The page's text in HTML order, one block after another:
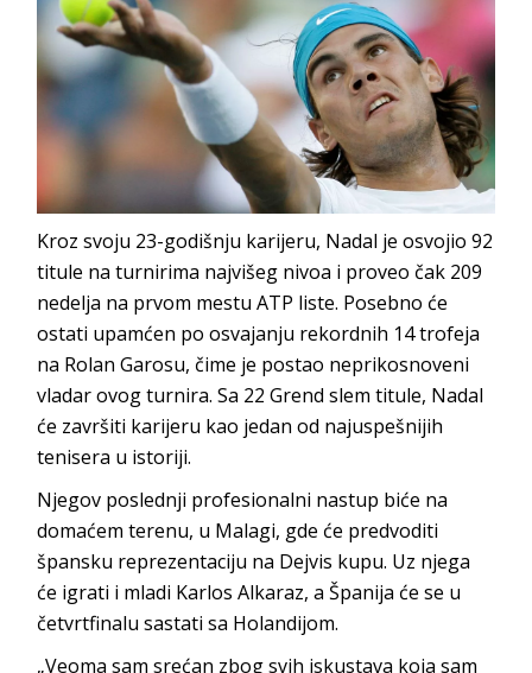
Kroz svoju 23-godišnju karijeru, Nadal je osvojio 92
titule na turnirima najvišeg nivoa i proveo čak 209
nedelja na prvom mestu ATP liste. Posebno će
ostati upamćen po osvajanju rekordnih 14 trofeja
na Rolan Garosu, čime je postao neprikosnoveni
vladar ovog turnira. Sa 22 Grend slem titule, Nadal
će završiti karijeru kao jedan od najuspešnijih
tenisera u istoriji.
Njegov poslednji profesionalni nastup biće na
domaćem terenu, u Malagi, gde će predvoditi
špansku reprezentaciju na Dejvis kupu. Uz njega
će igrati i mladi Karlos Alkaraz, a Španija će se u
četvrtfinalu sastati sa Holandijom.
„Veoma sam srećan zbog svih iskustava koja sam